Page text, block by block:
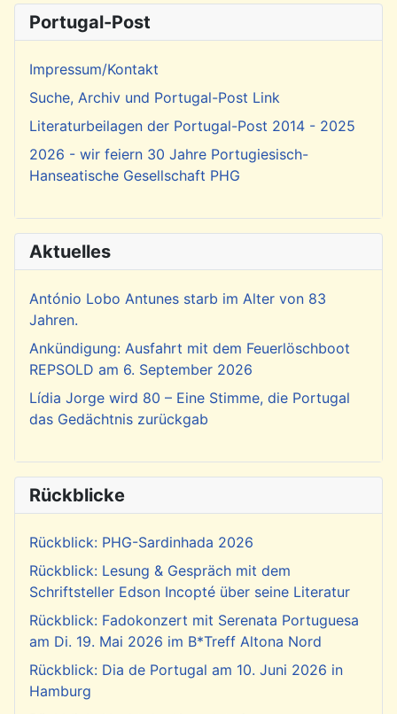
Portugal-Post
Impressum/Kontakt
Suche, Archiv und Portugal-Post Link
Literaturbeilagen der Portugal-Post 2014 - 2025
2026 - wir feiern 30 Jahre Portugiesisch-
Hanseatische Gesellschaft PHG
Aktuelles
António Lobo Antunes starb im Alter von 83
Jahren.
Ankündigung: Ausfahrt mit dem Feuerlöschboot
REPSOLD am 6. September 2026
Lídia Jorge wird 80 – Eine Stimme, die Portugal
das Gedächtnis zurückgab
Rückblicke
Rückblick: PHG-Sardinhada 2026
Rückblick: Lesung & Gespräch mit dem
Schriftsteller Edson Incopté über seine Literatur
Rückblick: Fadokonzert mit Serenata Portuguesa
am Di. 19. Mai 2026 im B*Treff Altona Nord
Rückblick: Dia de Portugal am 10. Juni 2026 in
Hamburg